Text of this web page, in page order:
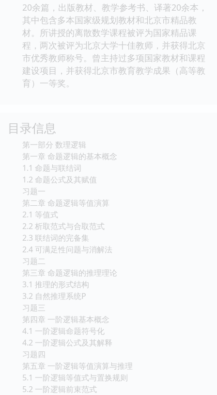
屈婉玲，1969年毕业于北京大学物理系物理专
业，现为北京大学信息科学技术学院教授，博士
生导师，中国人工智能学会离散数学专委会委
员。主要研究方向是算法设计与分析，发表论文
20余篇，出版教材、教学参考书、译著20余本，
其中包含多本国家级规划教材和北京市精品教
材。所讲授的离散数学课程被评为国家精品课
建设项目，并获得北京市教育教学成果（高等教
育）一等奖。
目录信息
第一部分 数理逻辑
第一章 命题逻辑的基本概念
1.1 命题与联结词
1.2 命题公式及其赋值
习题一
第二章 命题逻辑等值演算
2.1 等值式
2.2 析取范式与合取范式
2.3 联结词的完备集
2.4 可满足性问题与消解法
习题二
第三章 命题逻辑的推理理论
3.1 推理的形式结构
3.2 自然推理系统P
习题三
第四章 一阶逻辑基本概念
4.1 一阶逻辑命题符号化
4.2 一阶逻辑公式及其解释